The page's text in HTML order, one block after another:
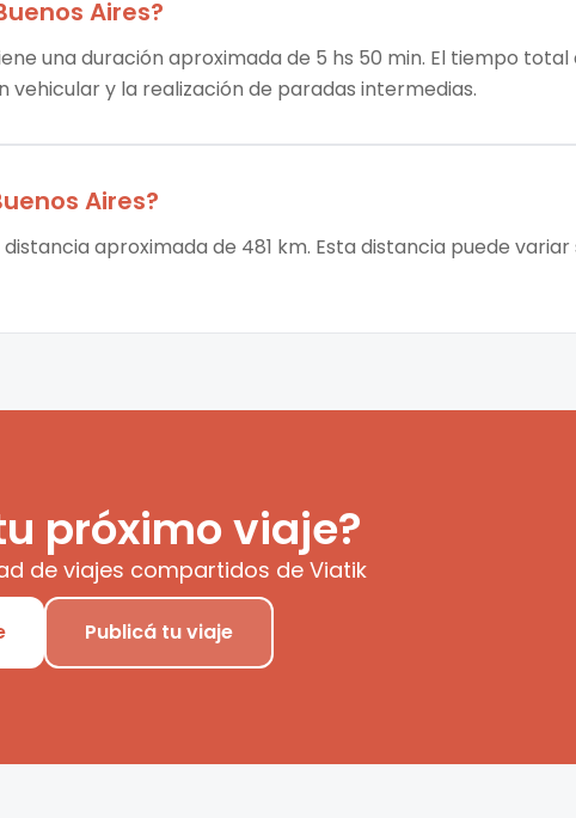
Aires?
una duración aproximada de 5 hs 50 min. El tiempo total
vehicular y la realización de paradas intermedias.
Aires?
aproximada de 481 km. Esta distancia puede variar
próximo viaje?
de viajes compartidos de Viatik
Publicá tu viaje